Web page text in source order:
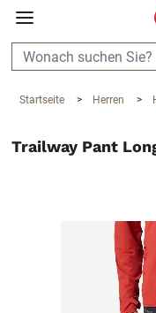
360°
Startseite > Herren >
Trailway Pant